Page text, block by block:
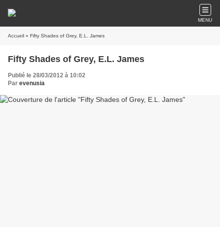
MENU
Accueil » Fifty Shades of Grey, E.L. James
Fifty Shades of Grey, E.L. James
Publié le 28/03/2012 à 10:02
Par evenusia